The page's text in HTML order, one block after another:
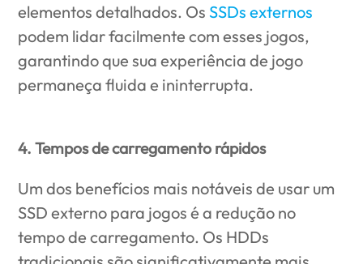
elementos detalhados. OsSSDs externos
podem lidar facilmente com esses jogos,
garantindo que sua experiência de jogo
permaneça fluida e ininterrupta.
4. Tempos de carregamento rápidos
Um dos benefícios mais notáveis ​​de usar um
SSD externo para jogos é a redução no
tempo de carregamento. Os HDDs